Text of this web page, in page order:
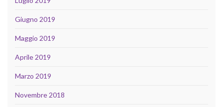
Giugno 2019
Maggio 2019
Aprile 2019
Marzo 2019
Novembre 2018